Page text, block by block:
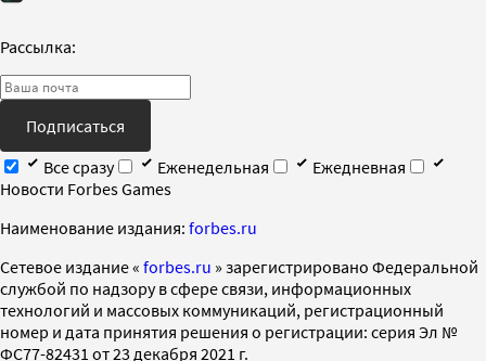
Рассылка:
Подписаться
Все сразу
Еженедельная
Ежедневная
Новости Forbes Games
Наименование издания: forbes.ru
Cетевое издание « forbes.ru » зарегистрировано Федеральной
службой по надзору в сфере связи, информационных
технологий и массовых коммуникаций, регистрационный
номер и дата принятия решения о регистрации: серия Эл №
ФС77-82431 от 23 декабря 2021 г.